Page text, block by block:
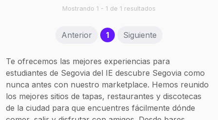
Mostrando 1 - 1 de 1 resultados
Anterior 1(current)
Siguiente
Te ofrecemos las mejores experiencias para
estudiantes de Segovia del IE descubre Segovia como
nunca antes con nuestro marketplace. Hemos reunido
los mejores sitios de tapas, restaurantes y discotecas
de la ciudad para que encuentres fácilmente dónde